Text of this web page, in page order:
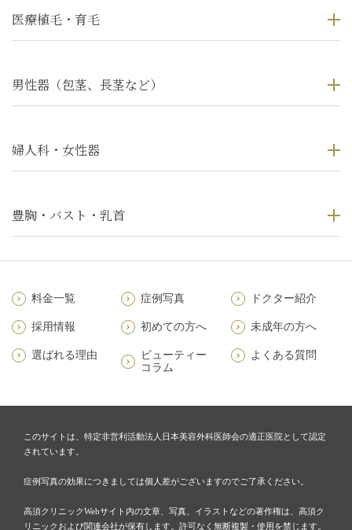
医療植毛・育毛
男性器（包茎、長茎など）
婦人科・女性器
豊胸・バスト・乳首
料金一覧 症例写真 ドクター紹介
採用情報 初めての方へ 未成年の方へ
選ばれる理由
ビューティー
コラム
よくある質問
このサイトは、特定非営利活動法人日本美容外科医師会の適正医院として認定
されています。
症例写真の効果につきましては個人差がございますのでご了承ください。
高須クリニックWebサイト内の文章、写真、イラストなどの著作権は、高須ク
リニックおよび関連会社が保有します。許可なく無断複製・使用を禁じます。